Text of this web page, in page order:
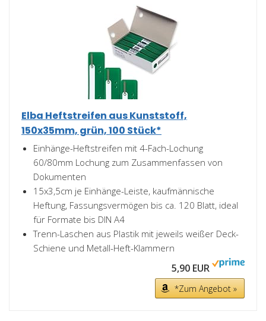
Elba Heftstreifen aus Kunststoff,
150x35mm, grün, 100 Stück*
Einhänge-Heftstreifen mit 4-Fach-Lochung
60/80mm Lochung zum Zusammenfassen von
Dokumenten
15x3,5cm je Einhänge-Leiste, kaufmännische
Heftung, Fassungsvermögen bis ca. 120 Blatt, ideal
für Formate bis DIN A4
Trenn-Laschen aus Plastik mit jeweils weißer Deck-
Schiene und Metall-Heft-Klammern
5,90 EUR
*Zum Angebot »